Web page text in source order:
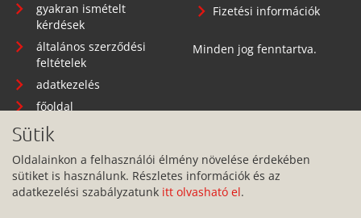
gyakran ismételt
kérdések
általános szerződési
feltételek
adatkezelés
főoldal
Fizetési információk
Minden jog fenntartva.
Telephely: 1134 Budapest, Angyalföldi út 25.
Sütik
Oldalainkon a felhasználói élmény növelése érdekében
sütiket is használunk. Részletes információk és az
adatkezelési szabályzatunk itt olvasható el.